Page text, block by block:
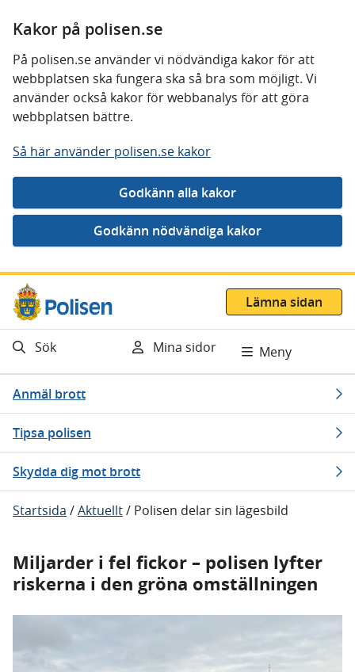
Kakor på polisen.se
På polisen.se använder vi nödvändiga kakor för att
webbplatsen ska fungera ska så bra som möjligt. Vi
använder också kakor för webbanalys för att göra
webbplatsen bättre.
Så här använder polisen.se kakor
Gå direkt till innehåll
Lämna sidan
Sök Mina sidor Meny
Anmäl brott
Tipsa polisen
Skydda dig mot brott
Startsida /Aktuellt/ Polisen delar sin lägesbild
Miljarder i fel fickor – polisen lyfter
riskerna i den gröna omställningen